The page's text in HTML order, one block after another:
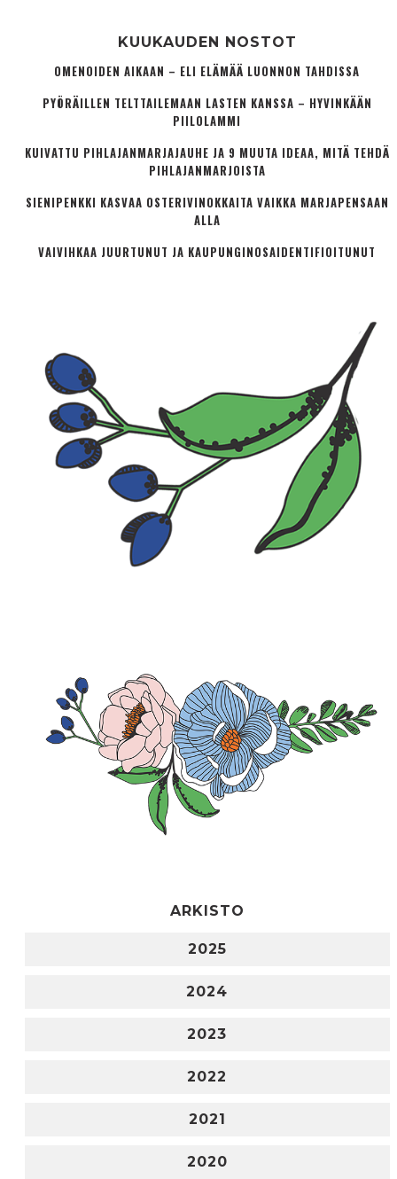
KUUKAUDEN NOSTOT
OMENOIDEN AIKAAN – ELI ELÄMÄÄ LUONNON TAHDISSA
PYÖRÄILLEN TELTTAILEMAAN LASTEN KANSSA – HYVINKÄÄN
PIILOLAMMI
KUIVATTU PIHLAJANMARJAJAUHE JA 9 MUUTA IDEAA, MITÄ TEHDÄ
PIHLAJANMARJOISTA
SIENIPENKKI KASVAA OSTERIVINOKKAITA VAIKKA MARJAPENSAAN
ALLA
VAIVIHKAA JUURTUNUT JA KAUPUNGINOSA­IDENTIFIOITUNUT
ARKISTO
2025
2024
2023
2022
2021
2020